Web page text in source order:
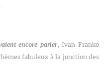
encore parler, Ivan Franko
fabuleux à la jonction des